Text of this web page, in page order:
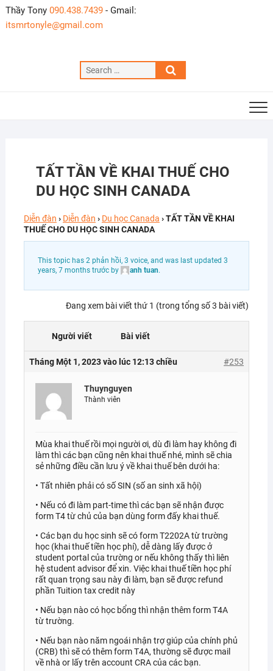
Skip
to
Thầy Tony 090.438.7439- Gmail:
itsmrtonyle@gmail.com
Search
…
TẤT TẦN VỀ KHAI THUẾ CHO
DU HỌC SINH CANADA
Diễn đàn › Diễn đàn › Du học Canada ›TẤT TẦN VỀ KHAI
THUẾ CHO DU HỌC SINH CANADA
This topic has 2 phản hồi, 3 voice, and was last updated 3
years, 7 months trướcby anh tuan.
Đang xem bài viết thứ 1 (trong tổng số 3 bài viết)
Người viết Bài viết
Tháng Một 1, 2023 vào lúc 12:13 chiều #253
Thuynguyen
Thành viên
Mùa khai thuế rồi mọi người ơi, dù đi làm hay không đi
làm thì các bạn cũng nên khai thuế nhé, mình sẽ chia
sẻ những điều cần lưu ý về khai thuế bên dưới ha:
• Tất nhiên phải có số SIN (số an sinh xã hội)
• Nếu có đi làm part-time thì các bạn sẽ nhận được
form T4 từ chủ của bạn dùng form đấy khai thuế.
• Các bạn du học sinh sẽ có form T2202A từ trường
học (khai thuế tiền học phí), dễ dàng lấy được ở
student portal của trường or nếu không thấy thì liên
hệ student advisor để xin. Việc khai thuế tiền học phí
rất quan trọng sau này đi làm, bạn sẽ được refund
phần Tuition tax credit này
• Nếu bạn nào có học bổng thì nhận thêm form T4A
từ trường.
• Nếu bạn nào năm ngoái nhận trợ giúp của chính phủ
(CRB) thì sẽ có thêm form T4A, thường sẽ được mail
về nhà or lấy trên account CRA của các bạn.